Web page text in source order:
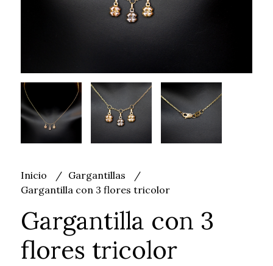
Inicio
Gargantillas
Gargantilla con 3 flores tricolor
Gargantilla con 3
flores tricolor